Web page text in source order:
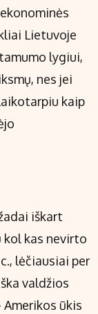
Lietuvoje
lygiui,
nes jei
kaip
iškart
kol kas nevirto
lėčiausiai per
valdžios
ūkis